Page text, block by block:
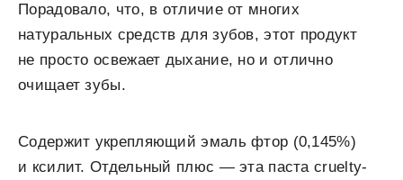
Порадовало, что, в отличие от многих
натуральных средств для зубов, этот продукт
не просто освежает дыхание, но и отлично
очищает зубы.
Содержит укрепляющий эмаль фтор (0,145%)
и ксилит. Отдельный плюс — эта паста cruelty-